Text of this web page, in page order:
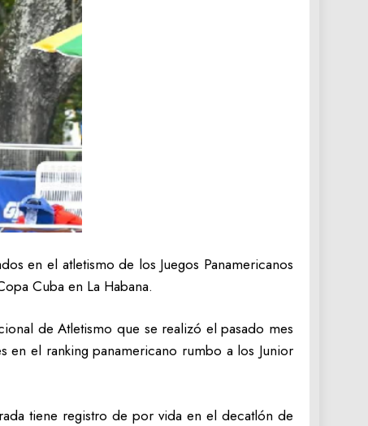
en el atletismo de los Juegos Panamericanos
Cuba en La Habana.
de Atletismo que se realizó el pasado mes
el ranking panamericano rumbo a los Junior
tiene registro de por vida en el decatlón de